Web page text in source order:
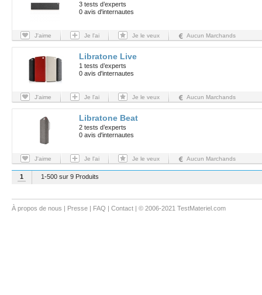
3 tests d’experts
0 avis d'internautes
J'aime Je l'ai Je le veux Aucun Marchands
Libratone Live
1 tests d’experts
0 avis d'internautes
J'aime Je l'ai Je le veux Aucun Marchands
Libratone Beat
2 tests d’experts
0 avis d'internautes
J'aime Je l'ai Je le veux Aucun Marchands
1 1-500 sur 9 Produits
À propos de nous | Presse | FAQ | Contact | © 2006-2021 TestMateriel.com